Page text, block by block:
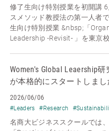
修了生向け特別授業を初開講
スメソッド教授法の第一人者
生向け特別授業 &nbsp;「
Leadership -Revisit- 」を東京校
Women's Global Leaership
が本格的にスタートしまし
2026/06/06
#Leaders #Research
名商大ビジネススクールでは